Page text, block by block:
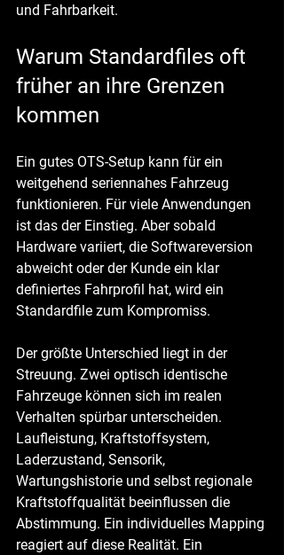
und Fahrbarkeit.
Warum Standardfiles oft
früher an ihre Grenzen
kommen
Ein gutes OTS-Setup kann für ein
weitgehend seriennahes Fahrzeug
funktionieren. Für viele Anwendungen
ist das der Einstieg. Aber sobald
Hardware variiert, die Softwareversion
abweicht oder der Kunde ein klar
definiertes Fahrprofil hat, wird ein
Standardfile zum Kompromiss.
Der größte Unterschied liegt in der
Streuung. Zwei optisch identische
Fahrzeuge können sich im realen
Verhalten spürbar unterscheiden.
Laufleistung, Kraftstoffsystem,
Laderzustand, Sensorik,
Wartungshistorie und selbst regionale
Kraftstoffqualität beeinflussen die
Abstimmung. Ein individuelles Mapping
reagiert auf diese Realität. Ein